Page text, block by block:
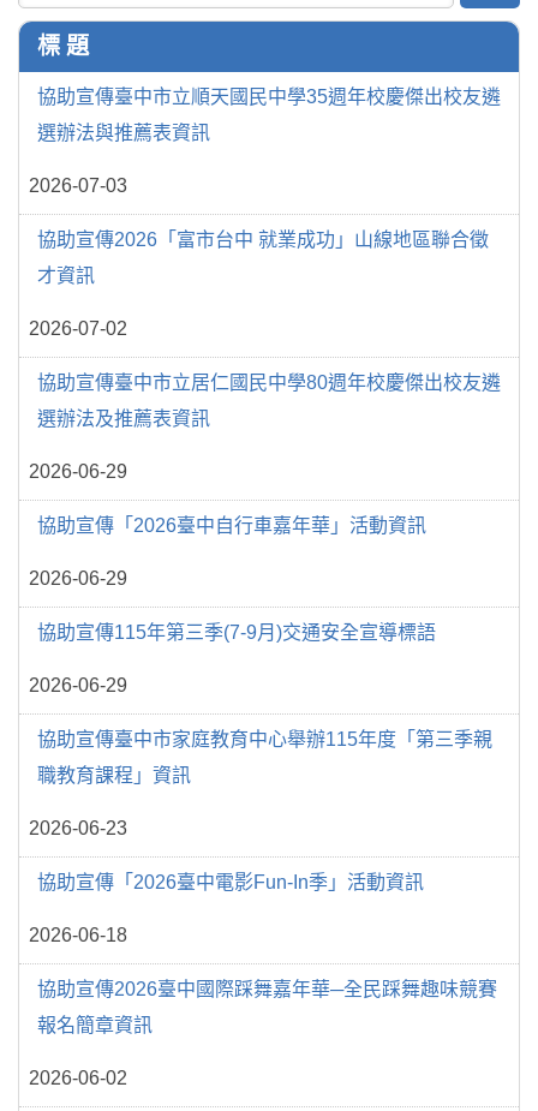
標 題
協助宣傳臺中市立順天國民中學35週年校慶傑出校友遴
選辦法與推薦表資訊
2026-07-03
協助宣傳2026「富市台中 就業成功」山線地區聯合徵
才資訊
2026-07-02
協助宣傳臺中市立居仁國民中學80週年校慶傑出校友遴
選辦法及推薦表資訊
2026-06-29
協助宣傳「2026臺中自行車嘉年華」活動資訊
2026-06-29
協助宣傳115年第三季(7-9月)交通安全宣導標語
2026-06-29
協助宣傳臺中市家庭教育中心舉辦115年度「第三季親
職教育課程」資訊
2026-06-23
協助宣傳「2026臺中電影Fun-In季」活動資訊
2026-06-18
協助宣傳2026臺中國際踩舞嘉年華─全民踩舞趣味競賽
報名簡章資訊
2026-06-02